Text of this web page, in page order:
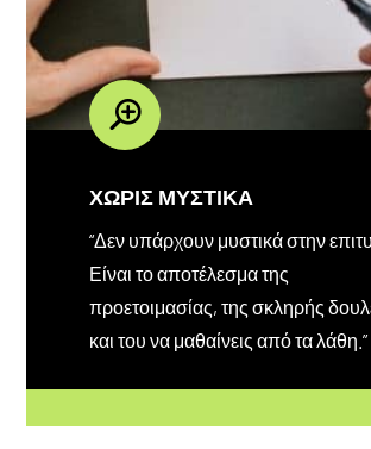
ΧΩΡΙΣ ΜΥΣΤΙΚΑ
“Δεν υπάρχουν μυστικά στην
Είναι το αποτέλεσμα της
προετοιμασίας, της σκληρής
και του να μαθαίνεις από τα λάθη.”